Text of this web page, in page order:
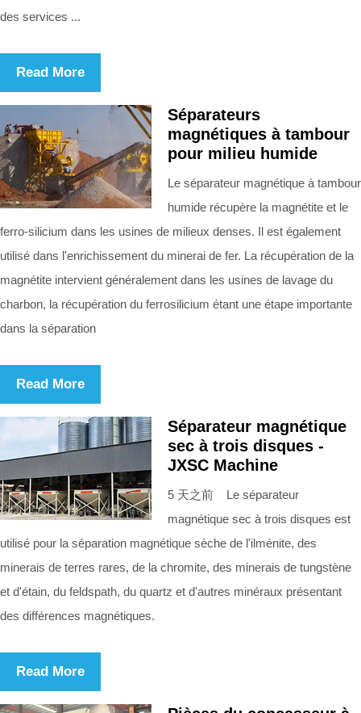
des services ...
Read More
Séparateurs
magnétiques à tambour
pour milieu humide
Le séparateur magnétique à tambour
humide récupère la magnétite et le
ferro-silicium dans les usines de milieux denses. Il est également
utilisé dans l'enrichissement du minerai de fer. La récupération de la
magnétite intervient généralement dans les usines de lavage du
charbon, la récupération du ferrosilicium étant une étape importante
dans la séparation
Read More
Séparateur magnétique
sec à trois disques -
JXSC Machine
5 天之前 Le séparateur
magnétique sec à trois disques est
utilisé pour la séparation magnétique sèche de l'ilménite, des
minerais de terres rares, de la chromite, des minerais de tungstène
et d'étain, du feldspath, du quartz et d'autres minéraux présentant
des différences magnétiques.
Read More